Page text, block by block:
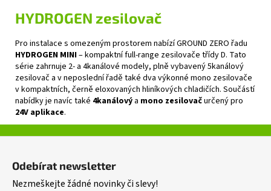
HYDROGEN zesilovač
Pro instalace s omezeným prostorem nabízí GROUND ZERO řadu
HYDROGEN MINI– kompaktní full‑range zesilovače třídy D. Tato
série zahrnuje 2‑ a 4kanálové modely, plně vybavený 5kanálový
zesilovač a v neposlední řadě také dva výkonné mono zesilovače
v kompaktních, černě eloxovaných hliníkových chladičích. Součástí
nabídky je navíc také 4kanálový a mono zesilovačurčený pro
24V aplikace.
Odebírat newsletter
Nezmeškejte žádné novinky či slevy!